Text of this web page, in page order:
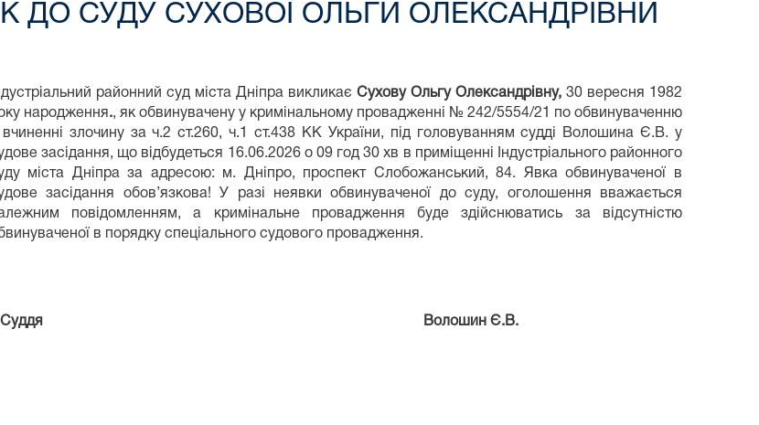
СУДУ СУХОВОЇ ОЛЬГИ ОЛЕКСАНДРІВНИ
районний суд міста Дніпра викликає Сухову Ольгу Олександрівну,30 вересня 1982
народження., як обвинувачену у кримінальному провадженні № 242/5554/21 по обвинуваченню
злочину за ч.2 ст.260, ч.1 ст.438 КК України, під головуванням судді Волошина Є.В. у
засідання, що відбудеться 16.06.2026 о 09 год 30 хв в приміщенні Індустріального районного
міста Дніпра за адресою: м. Дніпро, проспект Слобожанський, 84. Явка обвинуваченої в
засідання обов’язкова! У разі неявки обвинуваченої до суду, оголошення вважається
повідомленням, а кримінальне провадження буде здійснюватись за відсутністю
в порядку спеціального судового провадження.
Суддя Волошин Є.В.